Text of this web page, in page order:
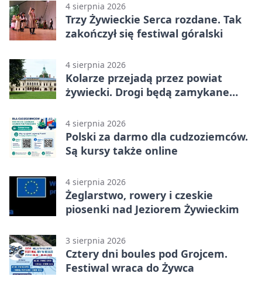
4 sierpnia 2026
Trzy Żywieckie Serca rozdane. Tak
zakończył się festiwal góralski
4 sierpnia 2026
Kolarze przejadą przez powiat
żywiecki. Drogi będą zamykane
4 sierpnia 2026
Polski za darmo dla cudzoziemców.
Są kursy także online
4 sierpnia 2026
Żeglarstwo, rowery i czeskie
piosenki nad Jeziorem Żywieckim
3 sierpnia 2026
Cztery dni boules pod Grojcem.
Festiwal wraca do Żywca